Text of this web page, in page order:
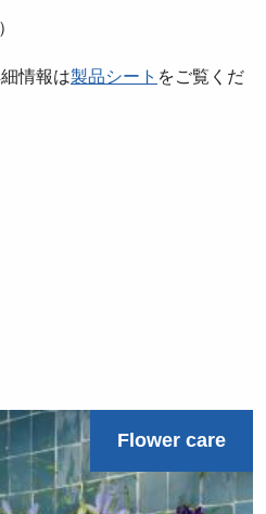
情報は製品シート をご覧くだ
Flower care